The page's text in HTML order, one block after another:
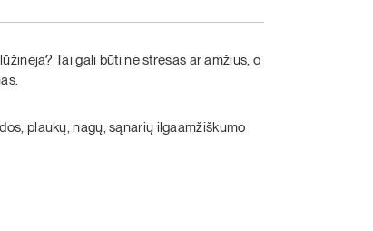
Tai gali būti ne stresas ar amžius, o
plaukų, nagų, sąnarių ilgaamžiškumo